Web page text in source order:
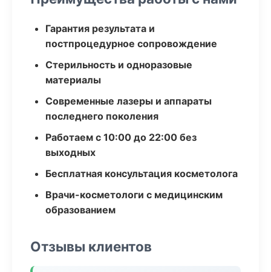
Гарантия результата и
постпроцедурное сопровождение
Стерильность и одноразовые
материалы
Современные лазеры и аппараты
последнего поколения
Работаем с 10:00 до 22:00 без
выходных
Бесплатная консультация косметолога
Врачи-косметологи с медицинским
образованием
Отзывы клиентов